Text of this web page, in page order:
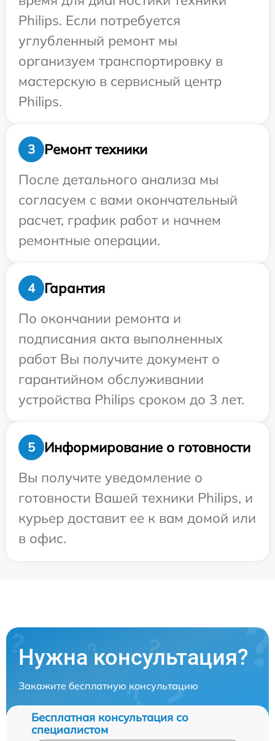
Philips. Если потребуется
углубленный ремонт мы
организуем транспортировку в
мастерскую в сервисный центр
Philips.
3
Ремонт техники
После детального анализа мы
согласуем с вами окончательный
расчет, график работ и начнем
ремонтные операции.
4
Гарантия
По окончании ремонта и
подписания акта выполненных
работ Вы получите документ о
гарантийном обслуживании
устройства Philips сроком до 3 лет.
5
Информирование о готовности
Вы получите уведомление о
готовности Вашей техники Philips, и
курьер доставит ее к вам домой или
в офис.
Нужна консультация?
Закажите бесплатную консультацию
Бесплатная консультация со
специалистом